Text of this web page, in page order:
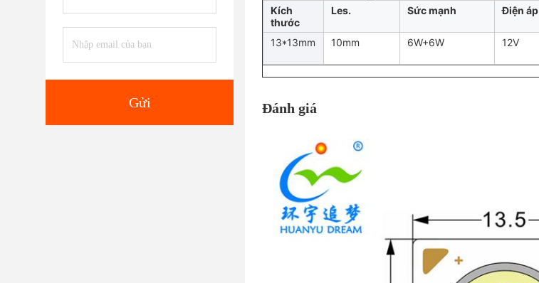
Gửi
Kích
thước
Les. Sức mạnh Điện áp
13*13mm 10mm 6W+6W 12V
Đánh giá